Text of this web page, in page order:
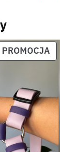
PROMOCJA